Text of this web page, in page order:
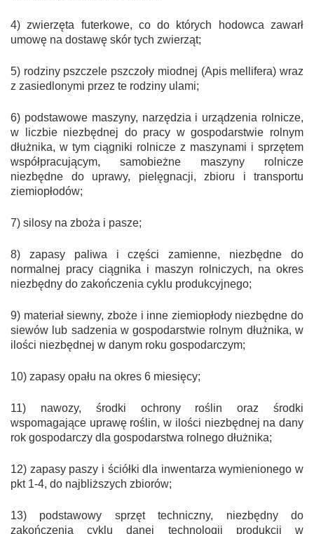
4) zwierzęta futerkowe, co do których hodowca zawarł
umowę na dostawę skór tych zwierząt;
5) rodziny pszczele pszczoły miodnej (Apis mellifera) wraz
z zasiedlonymi przez te rodziny ulami;
6) podstawowe maszyny, narzędzia i urządzenia rolnicze,
w liczbie niezbędnej do pracy w gospodarstwie rolnym
dłużnika, w tym ciągniki rolnicze z maszynami i sprzętem
współpracującym, samobieżne maszyny rolnicze
niezbędne do uprawy, pielęgnacji, zbioru i transportu
ziemiopłodów;
7) silosy na zboża i pasze;
8) zapasy paliwa i części zamienne, niezbędne do
normalnej pracy ciągnika i maszyn rolniczych, na okres
niezbędny do zakończenia cyklu produkcyjnego;
9) materiał siewny, zboże i inne ziemiopłody niezbędne do
siewów lub sadzenia w gospodarstwie rolnym dłużnika, w
ilości niezbędnej w danym roku gospodarczym;
10) zapasy opału na okres 6 miesięcy;
11) nawozy, środki ochrony roślin oraz środki
wspomagające uprawę roślin, w ilości niezbędnej na dany
rok gospodarczy dla gospodarstwa rolnego dłużnika;
12) zapasy paszy i ściółki dla inwentarza wymienionego w
pkt 1-4, do najbliższych zbiorów;
13) podstawowy sprzęt techniczny, niezbędny do
zakończenia cyklu danej technologii produkcji w